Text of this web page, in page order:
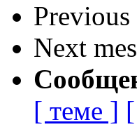
Previous
Next
[ теме ]